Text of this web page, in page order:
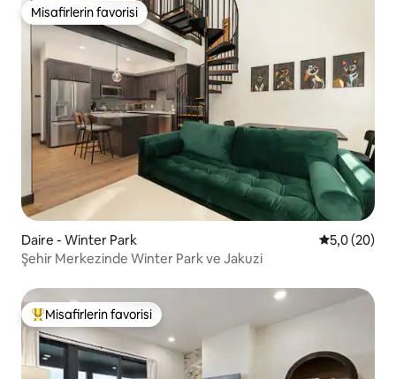
Misafirlerin favorisi
Misafirlerin favorisi
Daire - Winter Park 5 üzerinden
5,0 (20)
Şehir Merkezinde Winter Park ve Jakuzi
Misafirlerin favorilerinden en beğenilenler arasında
Misafirlerin favorisi